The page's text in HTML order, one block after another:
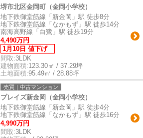
堺市北区金岡町（金岡小学校）
地下鉄御堂筋線「新金岡」駅 徒歩8分
地下鉄御堂筋線「なかもず」駅 徒歩14分
南海高野線「白鷺」駅 徒歩19分
4,490万円
1月10日 値下げ
間取:3LDK
建物面積:123.30㎡ / 37.29坪
土地面積:95.49㎡ / 28.88坪
売買｜中古マンション
プレイズ新金岡（金岡小学校）
地下鉄御堂筋線「新金岡」駅 徒歩4分
地下鉄御堂筋線「なかもず」駅 徒歩16分
4,990万円
間取:3LDK